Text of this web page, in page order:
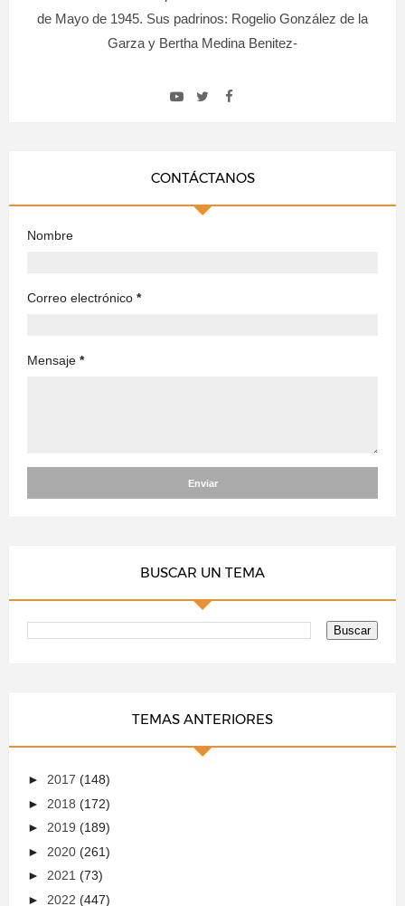
de Mayo de 1945. Sus padrinos: Rogelio González de la
Garza y Bertha Medina Benitez-
CONTÁCTANOS
Nombre
Correo electrónico *
Mensaje *
BUSCAR UN TEMA
TEMAS ANTERIORES
► 2017 (148)
► 2018 (172)
► 2019 (189)
► 2020 (261)
► 2021 (73)
► 2022 (447)